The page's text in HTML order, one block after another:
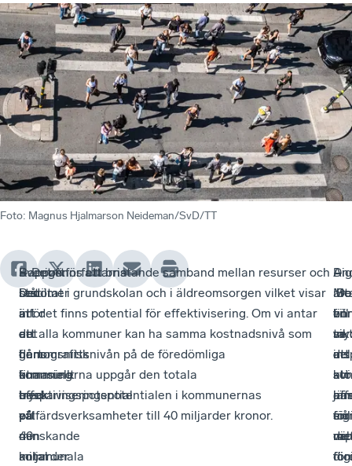
Foto: Magnus Hjalmarson Neideman/SvD/TT
Sverige
står
inför
en
demografisk
utmaning
med
ett
minskande
antal
–
Det
är
ett
hårt
finansiellt
tryck
på
den
kommunala
Rapportförfattarna
bedömer
att
det
finns
en
besparingspotential
på
40
miljarder
– Det finns ett bristande samband mellan resurser och
resultat i grundskolan och i äldreomsorgen vilket visar
att det finns potential för effektivisering. Om vi antar
att alla kommuner kan ha samma kostnadsnivå som
genomsnittsnivån på de föredömliga
kommunerna uppgår den totala
effektiviseringspotentialen i kommunernas
välfärdsverksamheter till 40 miljarder kronor.
vill
se
att
sig
–
att
de
är
en
del
av
–
bör
ta
ett
för